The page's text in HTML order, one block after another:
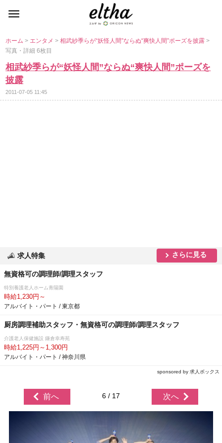
ホーム> エンタメ>相武紗季らが“妖怪人間”ならぬ“爽快人間”ポーズを披露>
写真・詳細 6枚目
相武紗季らが“妖怪人間”ならぬ“爽快人間”ポーズを
披露
2011-07-05 11:45
求人特集 さらに見る
無資格可の調理師/調理スタッフ
特別養護老人ホーム青陽園
時給1,230円～
アルバイト・パート / 東京都
厨房調理補助スタッフ・無資格可の調理師/調理スタッフ
介護老人保健施設 鎌倉幸寿苑
時給1,225円～1,300円
アルバイト・パート / 神奈川県
sponsored by 求人ボックス
前へ 6 / 17 次へ